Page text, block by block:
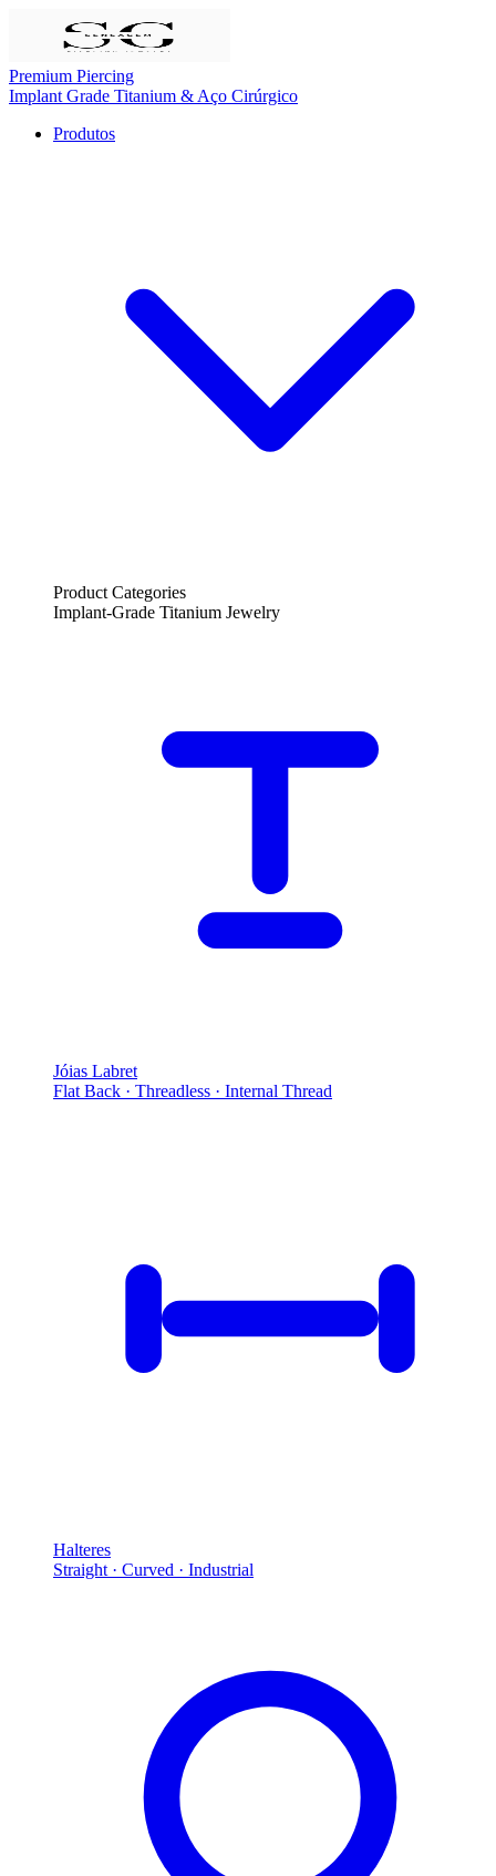
Premium Piercing
Implant Grade Titanium & Aço Cirúrgico
Produtos
Product Categories
Implant-Grade Titanium Jewelry
Jóias Labret
Flat Back · Threadless · Internal Thread
Halteres
Straight · Curved · Industrial